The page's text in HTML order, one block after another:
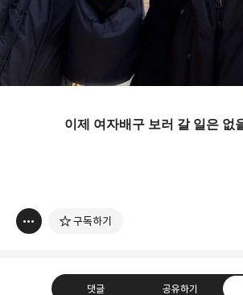
이제 여자배구 보러 갈 일은 없
구독하기
댓글 공유하기